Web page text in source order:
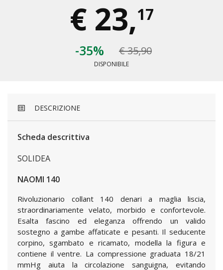
€ 23,17
-35% € 35,90
DISPONIBILE
DESCRIZIONE
Scheda descrittiva
SOLIDEA
NAOMI 140
Rivoluzionario collant 140 denari a maglia liscia,
straordinariamente velato, morbido e confortevole.
Esalta fascino ed eleganza offrendo un valido
sostegno a gambe affaticate e pesanti. Il seducente
corpino, sgambato e ricamato, modella la figura e
contiene il ventre. La compressione graduata 18/21
mmHg aiuta la circolazione sanguigna, evitando